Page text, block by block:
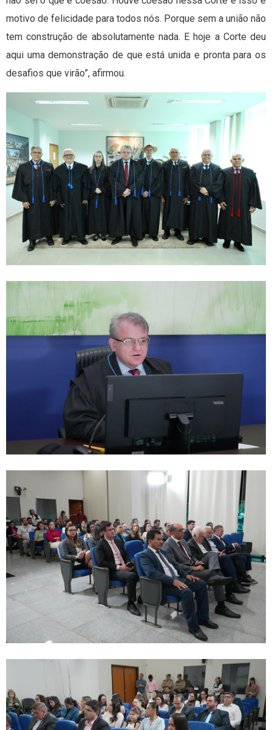
motivo de felicidade para todos nós. Porque sem a união não
tem construção de absolutamente nada. E hoje a Corte deu
aqui uma demonstração de que está unida e pronta para os
desafios que virão”, afirmou.